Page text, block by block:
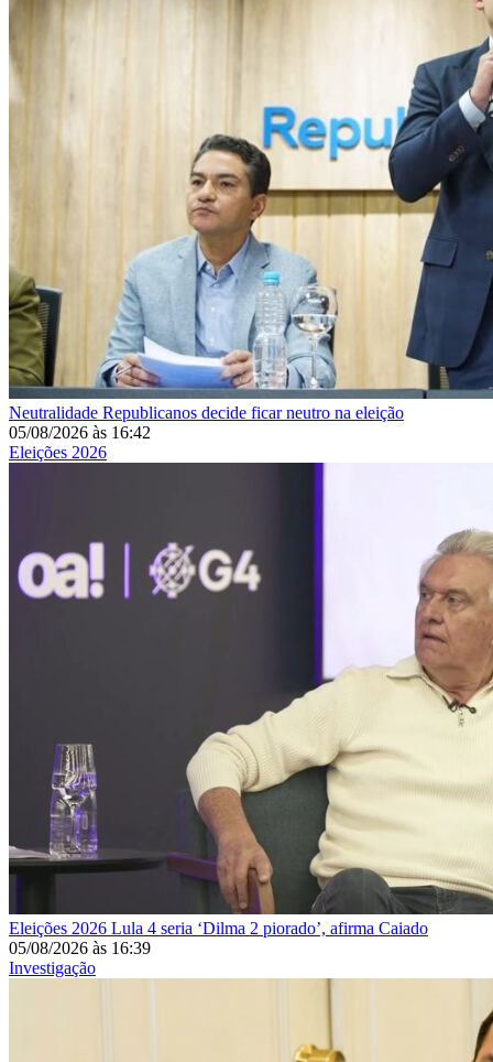
Neutralidade Republicanos decide ficar neutro na eleição
05/08/2026 às 16:42
Eleições 2026
Eleições 2026 Lula 4 seria ‘Dilma 2 piorado’, afirma Caiado
05/08/2026 às 16:39
Investigação